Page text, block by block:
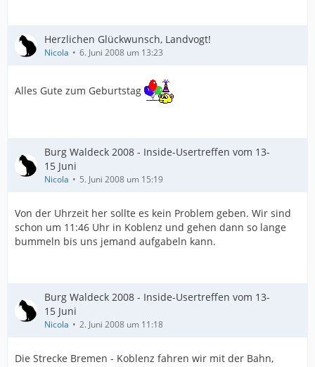
Herzlichen Glückwunsch, Landvogt!
Nicola 6. Juni 2008 um 13:23
Alles Gute zum Geburtstag
Burg Waldeck 2008 - Inside-Usertreffen vom 13-
15 Juni
Nicola 5. Juni 2008 um 15:19
Von der Uhrzeit her sollte es kein Problem geben. Wir sind
schon um 11:46 Uhr in Koblenz und gehen dann so lange
bummeln bis uns jemand aufgabeln kann.
Burg Waldeck 2008 - Inside-Usertreffen vom 13-
15 Juni
Nicola 2. Juni 2008 um 11:18
Die Strecke Bremen - Koblenz fahren wir mit der Bahn,